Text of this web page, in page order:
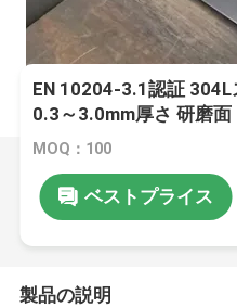
EN 10204-3.1認証
0.3～3.0mm厚さ 研磨面
MOQ：100
ベストプライス
製品の説明